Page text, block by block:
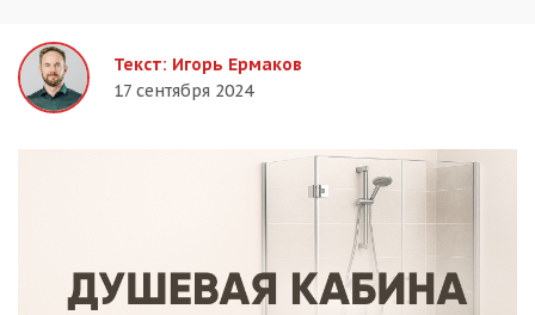
Текст: Игорь Ермаков
17 сентября 2024